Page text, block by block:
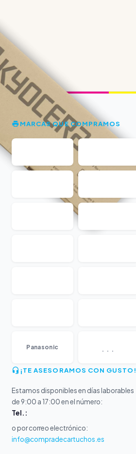
MARCAS QUE COMPRAMOS
Panasonic ...
¡TE ASESORAMOS CON GUSTO!
Estamos disponibles en días laborables
de 9:00 a 17:00 en el número:
Tel.:
o por correo electrónico:
info@compradecartuchos.es